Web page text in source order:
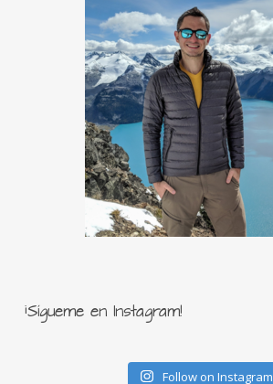
¡Sígueme en Instagram!
Follow on Instagram